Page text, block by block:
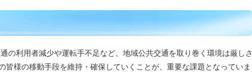
利用者減少や運転手不足など、地域公共交通を取り巻く環境は厳しさ
皆様の移動手段を維持・確保していくことが、重要な課題となっていま